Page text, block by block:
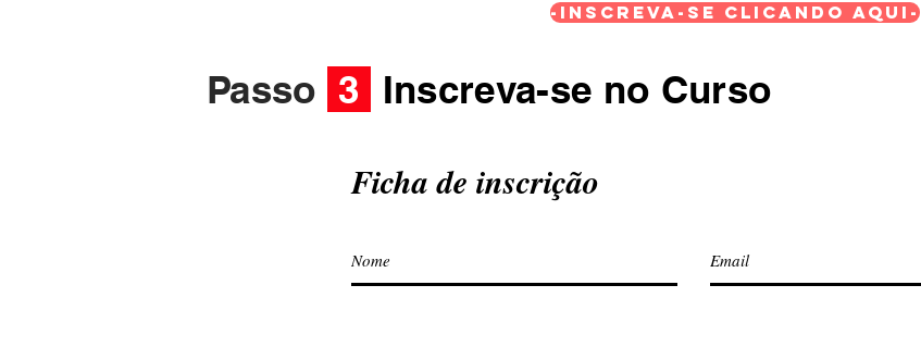
-Inscreva-se Clicando Aqui-
Passo 3 Inscreva-se no Curso
Ficha de inscrição